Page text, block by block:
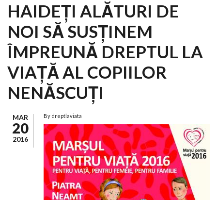
HAIDEȚI ALĂTURI DE
NOI SĂ SUSȚINEM
ÎMPREUNĂ DREPTUL LA
VIAȚĂ AL COPIILOR
NENĂSCUȚI
MAR
20
2016
By dreptlaviata